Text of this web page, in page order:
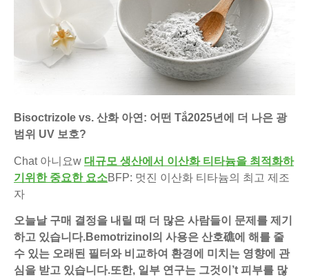
Bisoctrizole vs. 산화 아연: 어떤 Tắ2025년에 더 나은 광
범위 UV 보호?
Chat 아니요w 대규모 생산에서 이산화 티타늄을 최적화하
기위한 중요한 요소BFP: 멋진 이산화 티타늄의 최고 제조
자
오늘날 구매 결정을 내릴 때 더 많은 사람들이 문제를 제기
하고 있습니다.Bemotrizinol의 사용은 산호礁에 해를 줄
수 있는 오래된 필터와 비교하여 환경에 미치는 영향에 관
심을 받고 있습니다.또한, 일부 연구는 그것이’t 피부를 많